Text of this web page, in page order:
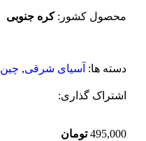
محصول کشور:کره جنوبی
دسته ها: آسیای شرقی, چین
اشتراک گذاری:
495,000 تومان